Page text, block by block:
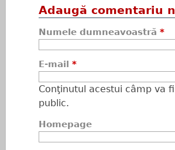
Adaugă comentariu
Numele dumneavoastră *
E-mail *
Conţinutul acestui câmp va
public.
Homepage